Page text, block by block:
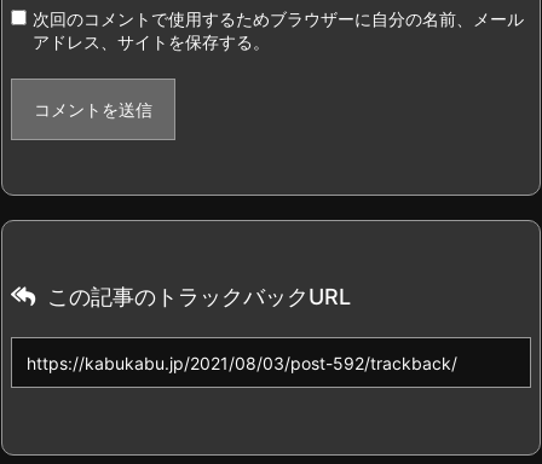
次回のコメントで使用するためブラウザーに自分の名前、メール
アドレス、サイトを保存する。
この記事のトラックバックURL